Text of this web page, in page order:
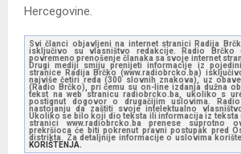
Hercegovine.
Svi članci objavljeni na internet stranici Radija
isključivo su vlasništvo redakcije. Radio Brčko
povremeno prenošenje članaka sa svoje internet
Drugi mediji smiju prenijeti informacije iz
stranice Radija Brčko (www.radiobrcko.ba)
najviše četiri reda (300 slovnih znakova), uz
(Radio Brčko), pri čemu su on-line izdanja dužna
tekst na web stranicu radiobrcko.ba, ukoliko s
postignut dogovor o drugačijim uslovima.
nastojanju da zaštiti svoje intelektualno
Ukoliko se bilo koji dio teksta ili informacija iz teksta
stranici www.radiobrcko.ba prenese suprotno
prekršioca će biti pokrenut pravni postupak pred
distrikta. Za detaljnije informacije o uslovima
KORIŠTENJA.